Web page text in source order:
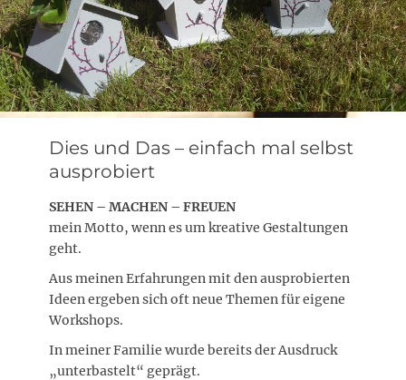
Dies und Das – einfach mal selbst
ausprobiert
SEHEN – MACHEN – FREUEN
mein Motto, wenn es um kreative Gestaltungen
geht.
Aus meinen Erfahrungen mit den ausprobierten
Ideen ergeben sich oft neue Themen für eigene
Workshops.
In meiner Familie wurde bereits der Ausdruck
„unterbastelt“ geprägt.